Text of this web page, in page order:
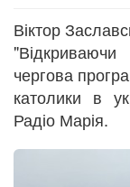
Віктор
чергова
католики в
Радіо Марія.